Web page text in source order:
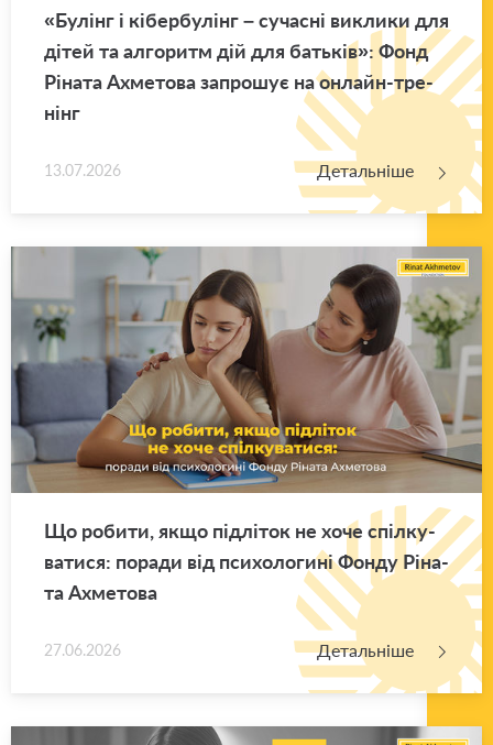
«Бу­лінг і кі­бер­бу­лінг – су­ча­сні ви­кли­ки для
дітей та ал­го­ритм дій для ба­тьків»: Фонд
Рі­на­та Ахме­то­ва за­про­шує на он­лайн-тре­
нінг
13.07.2026 Детальніше
Що ро­би­ти, якщо під­лі­ток не хоче спіл­ку­
ва­ти­ся: по­ра­ди від пси­хо­ло­ги­ні Фонду Рі­на­
та Ахме­то­ва
27.06.2026 Детальніше